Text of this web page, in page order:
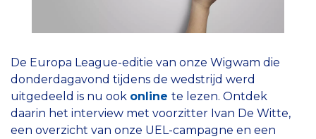
De Europa League-editie van onze Wigwam die
donderdagavond tijdens de wedstrijd werd
uitgedeeld is nu ook online te lezen. Ontdek
daarin het interview met voorzitter Ivan De Witte,
een overzicht van onze UEL-campagne en een